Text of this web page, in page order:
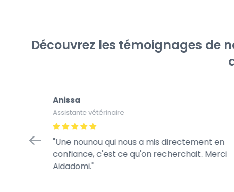
Découvrez les témoignages de
Anissa
Assistante vétérinaire
Une nounou qui nous a mis directement en
confiance, c'est ce qu'on recherchait. Merci
Aidadomi.